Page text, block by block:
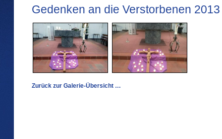
Gedenken an die Verstorbenen 2013
Zurück zur Galerie-Übersicht …